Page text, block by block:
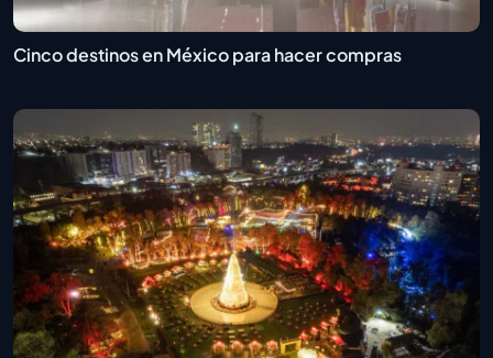
Cinco destinos en México para hacer compras